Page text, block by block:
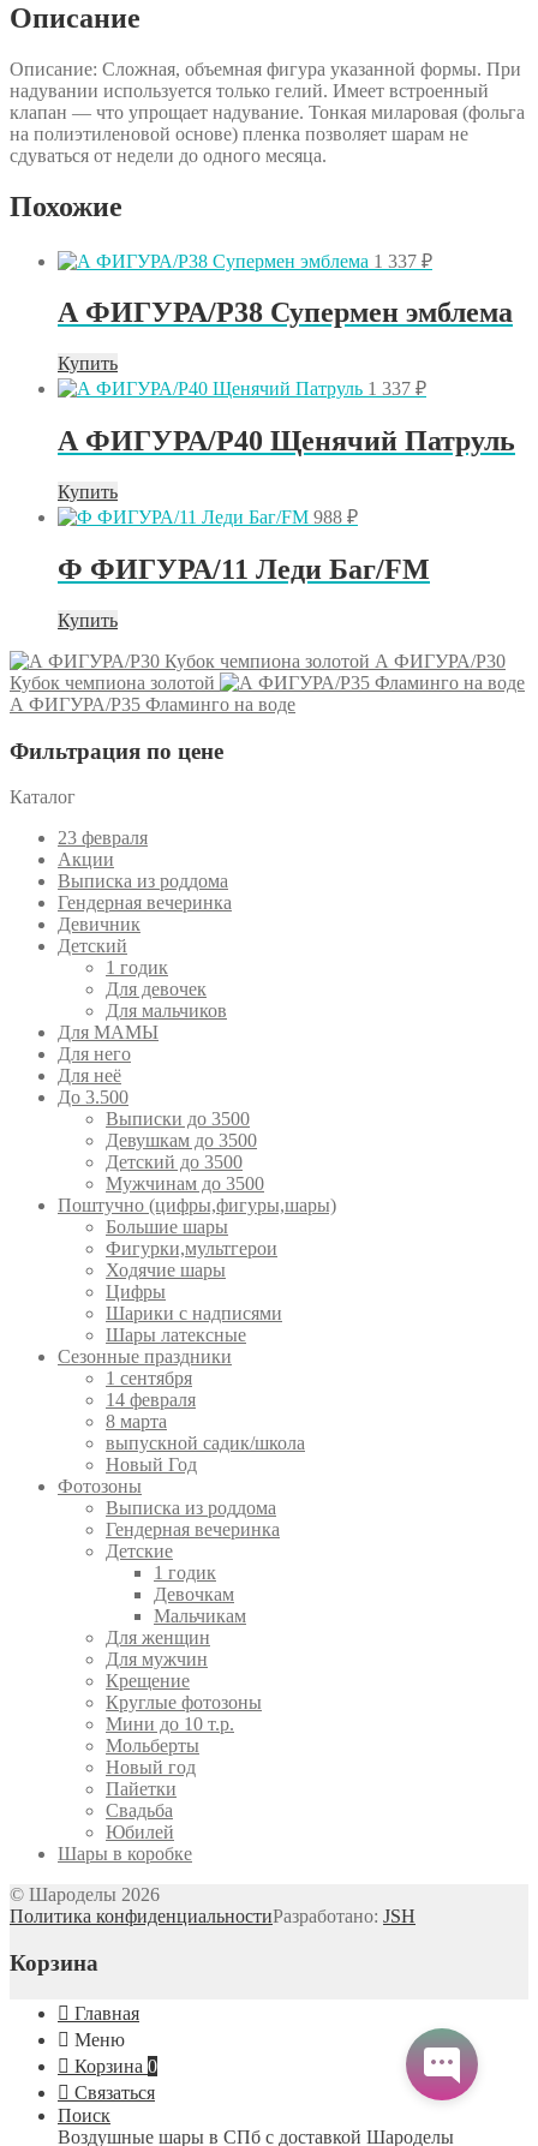
Описание
Описание: Сложная, объемная фигура указанной формы. При
надувании используется только гелий. Имеет встроенный
клапан — что упрощает надувание. Тонкая миларовая (фольга
на полиэтиленовой основе) пленка позволяет шарам не
сдуваться от недели до одного месяца.
Похожие
1 337 ₽
А ФИГУРА/P38 Супермен эмблема
Купить
1 337 ₽
А ФИГУРА/P40 Щенячий Патруль
Купить
988 ₽
Ф ФИГУРА/11 Леди Баг/FM
Купить
А ФИГУРА/P30
Кубок чемпиона золотой
А ФИГУРА/P35 Фламинго на воде
Фильтрация по цене
Каталог
23 февраля
Акции
Выписка из роддома
Гендерная вечеринка
Девичник
Детский
1 годик
Для девочек
Для мальчиков
Для МАМЫ
Для него
Для неё
До 3.500
Выписки до 3500
Девушкам до 3500
Детский до 3500
Мужчинам до 3500
Поштучно (цифры,фигуры,шары)
Большие шары
Фигурки,мультгерои
Ходячие шары
Цифры
Шарики с надписями
Шары латексные
Сезонные праздники
1 сентября
14 февраля
8 марта
выпускной садик/школа
Новый Год
Фотозоны
Выписка из роддома
Гендерная вечеринка
Детские
1 годик
Девочкам
Мальчикам
Для женщин
Для мужчин
Крещение
Круглые фотозоны
Мини до 10 т.р.
Мольберты
Новый год
Пайетки
Свадьба
Юбилей
Шары в коробке
© Шароделы 2026
Политика конфиденциальностиРазработано: JSH
Корзина
Главная
Меню
Корзина 0
Связаться
Поиск
Воздушные шары в СПб с доставкой Шароделы